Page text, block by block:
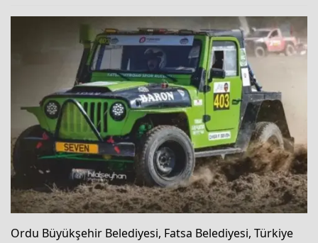
Ordu Büyükşehir Belediyesi, Fatsa Belediyesi, Türkiye